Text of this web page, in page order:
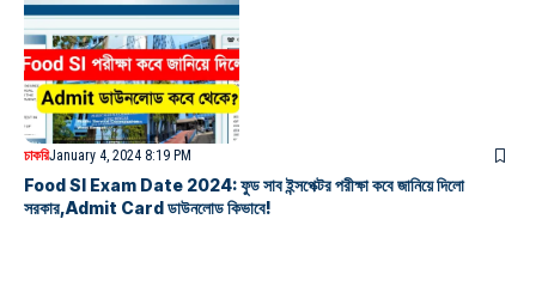
চাকরিJanuary 4, 2024 8:19 PM
Food SI Exam Date 2024: ফুড সাব ইন্সপেক্টর পরীক্ষা কবে জানিয়ে দিলো
সরকার,Admit Card ডাউনলোড কিভাবে!